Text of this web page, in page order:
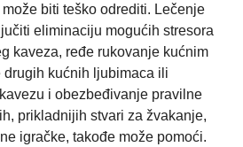
biti teško odrediti. Lečenje
eliminaciju mogućih stresora
kaveza, ređe rukovanje kućnim
drugih kućnih ljubimaca ili
i obezbeđivanje pravilne
prikladnijih stvari za žvakanje,
igračke, takođe može pomoći.